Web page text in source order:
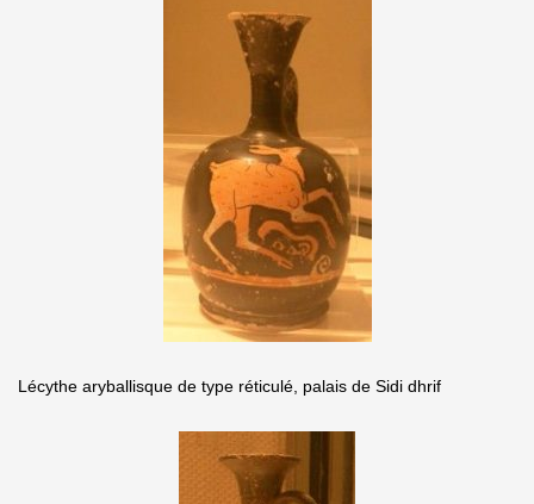
Lécythe aryballisque de type réticulé, palais de Sidi dhrif